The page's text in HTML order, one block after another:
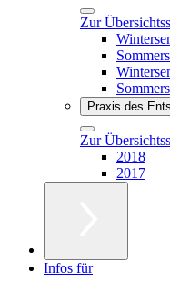
Zur
Praxis des
Zur
2018
2017
Infos für